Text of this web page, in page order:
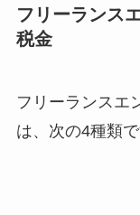
フリーランス
税金
フリーランスエ
は、次の4種類で